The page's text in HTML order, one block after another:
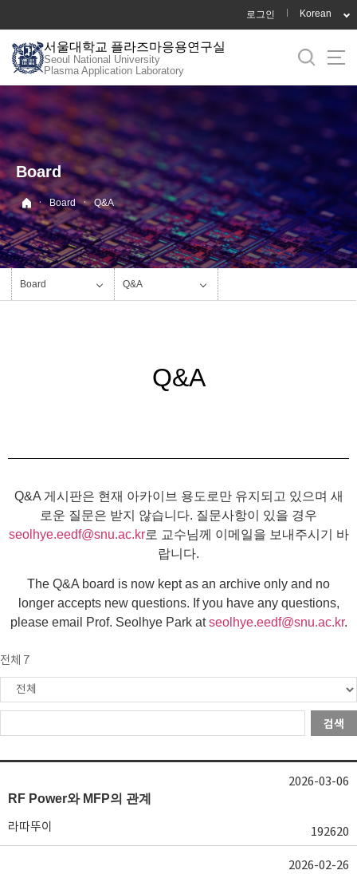
로
메
뉴
로그인 Korean
서울대학교 플라즈마응용연구실
Seoul National University
Plasma Application Laboratory
Board
· Board · Q&A
Board Q&A
Q&A
Q&A 게시판은 현재 아카이브 용도로만 유지되고 있으며 새
로운 질문은 받지 않습니다. 질문사항이 있을 경우
seolhye.eedf@snu.ac.kr로 교수님께 이메일을 보내주시기 바
랍니다.
The Q&A board is now kept as an archive only and no
longer accepts new questions. If you have any questions,
please email Prof. Seolhye Park atseolhye.eedf@snu.ac.kr.
전체 7
검색
RF Power와 MFP의 관계
라따뚜이 192620
2026-03-06
2026-02-26